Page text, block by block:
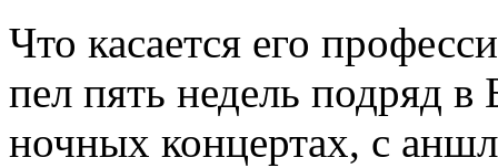
Что касается его
пел пять недель подряд в
ночных концертах, с